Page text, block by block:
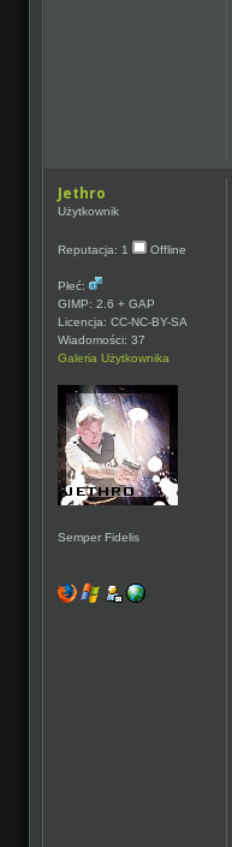
Jethro
Użytkownik
Reputacja: 1 Offline
Płeć:
GIMP: 2.6 + GAP
Licencja: CC-NC-BY-SA
Wiadomości: 37
Galeria Użytkownika
Semper Fidelis